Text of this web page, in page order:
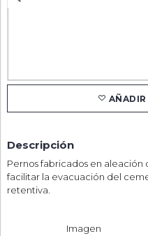
Descripción
Pernos fabricados en aleación
facilitar la evacuación del
retentiva.
Imagen